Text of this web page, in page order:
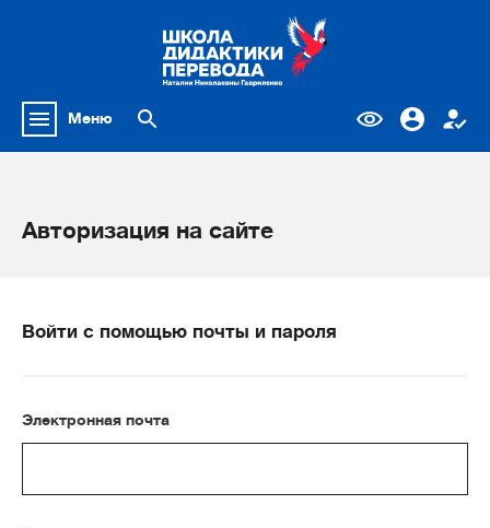
Меню
Авторизация на сайте
Войти с помощью почты и пароля
Электронная почта